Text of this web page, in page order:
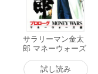
サラリーマン金太
郎 マネーウォーズ
編 プロローグ 電
子書籍版試し読み